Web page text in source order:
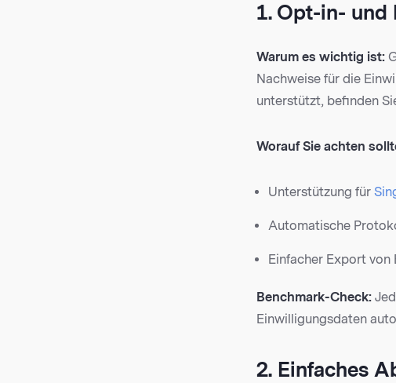
1. Opt-in- und
Warum es wichtig ist:
Nachweise für die
unterstützt, befinden
Worauf Sie achten
Unterstützung für
Automatische
Einfacher Export
Benchmark-Check:
Einwilligungsdaten
2. Einfaches